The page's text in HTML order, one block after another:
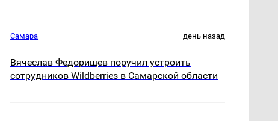
Самара день назад
Вячеслав Федорищев поручил устроить
сотрудников Wildberries в Самарской области